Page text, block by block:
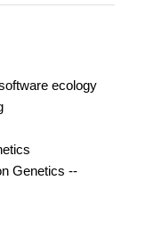
ecology
Genetics --